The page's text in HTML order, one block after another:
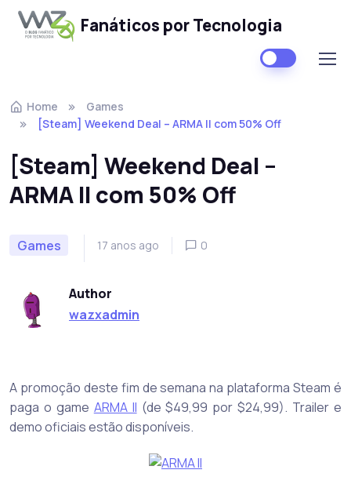
Fanáticos por Tecnologia
Home
Games
[Steam] Weekend Deal – ARMA II com 50% Off
[Steam] Weekend Deal –
ARMA II com 50% Off
Games 17 anos ago 0
Author
wazxadmin
A promoção deste fim de semana na plataforma Steam é
paga o game ARMA II (de $49,99 por $24,99). Trailer e
demo oficiais estão disponíveis.